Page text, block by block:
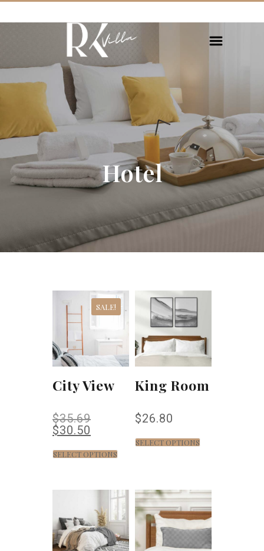
Hotel
SALE!
City View
$35.69
$30.50
SELECT OPTIONS
King Room
$26.80
SELECT OPTIONS